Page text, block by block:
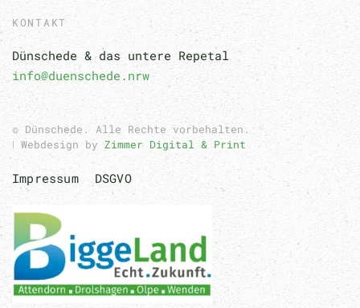
KONTAKT
Dünschede & das untere Repetal
info@duenschede.nrw
© Dünschede. Alle Rechte vorbehalten.
ǀ Webdesign by Zimmer Digital & Print
Impressum DSGVO